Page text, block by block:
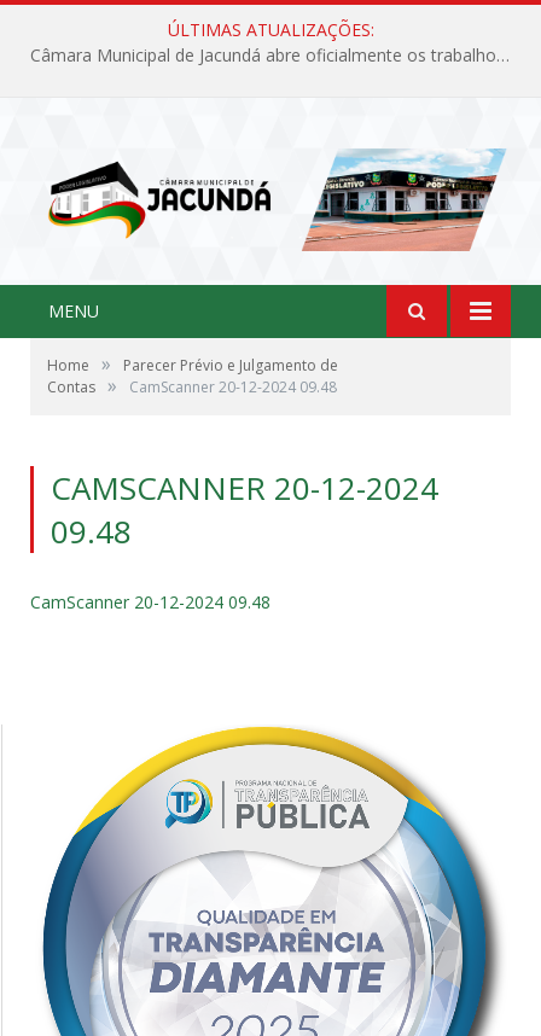
ÚLTIMAS ATUALIZAÇÕES:
Câmara Municipal de Jacundá abre oficialmente os trabalhos legislativos de 2026
MENU
Home »
Parecer Prévio e Julgamento de
Contas » CamScanner 20-12-2024 09.48
CAMSCANNER 20-12-2024
09.48
CamScanner 20-12-2024 09.48